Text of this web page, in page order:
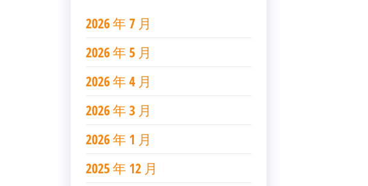
2026 年 7 月
2026 年 5 月
2026 年 4 月
2026 年 3 月
2026 年 1 月
2025 年 12 月